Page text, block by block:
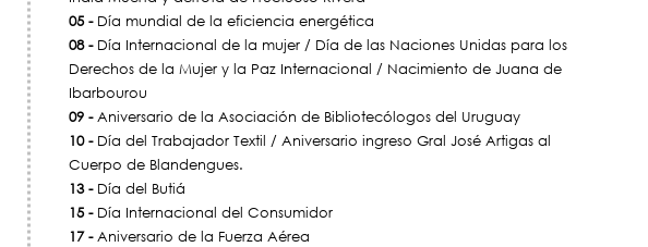
05 -Día mundial de la eficiencia energética
08 -Día Internacional de la mujer / Día de las Naciones Unidas para los
Derechos de la Mujer y la Paz Internacional / Nacimiento de Juana de
Ibarbourou
09 -Aniversario de la Asociación de Bibliotecólogos del Uruguay
10 -Día del Trabajador Textil / Aniversario ingreso Gral José Artigas al
Cuerpo de Blandengues.
13 -Día del Butiá
15 -Día Internacional del Consumidor
17 -Aniversario de la Fuerza Aérea